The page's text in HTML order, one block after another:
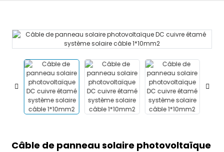
Câble de panneau solaire photovoltaïque